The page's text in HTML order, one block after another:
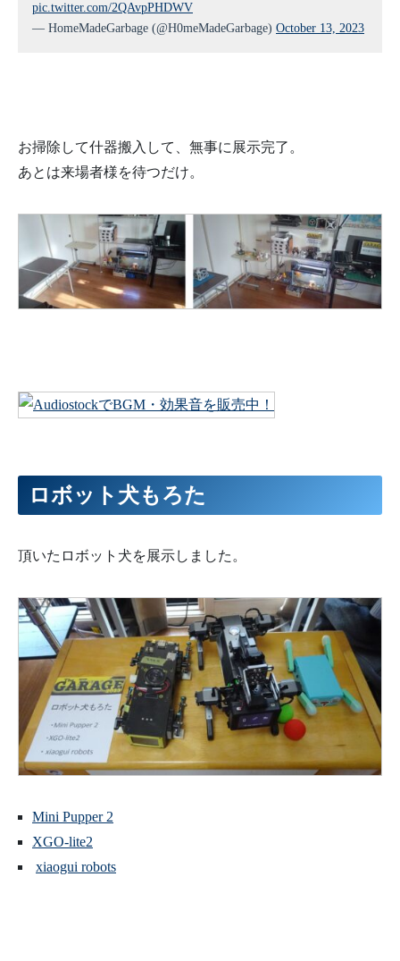
pic.twitter.com/2QAvpPHDWV
— HomeMadeGarbage (@H0meMadeGarbage) October 13, 2023
お掃除して什器搬入して、無事に展示完了。
あとは来場者様を待つだけ。
ロボット犬もろた
頂いたロボット犬を展示しました。
Mini Pupper 2
XGO-lite2
xiaogui robots